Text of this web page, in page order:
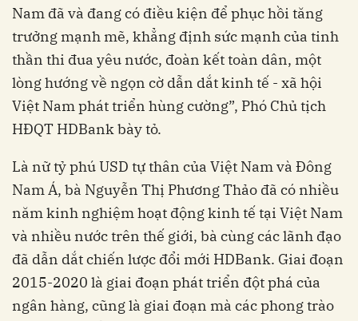
Nam đã và đang có điều kiện để phục hồi tăng
trưởng mạnh mẽ, khẳng định sức mạnh của tinh
thần thi đua yêu nước, đoàn kết toàn dân, một
lòng hướng về ngọn cờ dẫn dắt kinh tế - xã hội
Việt Nam phát triển hùng cường”, Phó Chủ tịch
HĐQT HDBank bày tỏ.
Là nữ tỷ phú USD tự thân của Việt Nam và Đông
Nam Á, bà Nguyễn Thị Phương Thảo đã có nhiều
năm kinh nghiệm hoạt động kinh tế tại Việt Nam
và nhiều nước trên thế giới, bà cùng các lãnh đạo
đã dẫn dắt chiến lược đổi mới HDBank. Giai đoạn
2015-2020 là giai đoạn phát triển đột phá của
ngân hàng, cũng là giai đoạn mà các phong trào